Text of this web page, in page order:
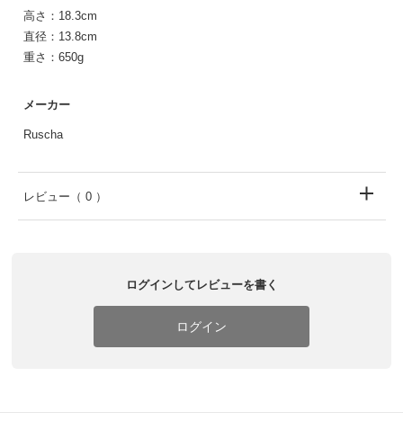
高さ：18.3cm
直径：13.8cm
重さ：650g
メーカー
Ruscha
レビュー （ 0 ）
ログインしてレビューを書く
ログイン